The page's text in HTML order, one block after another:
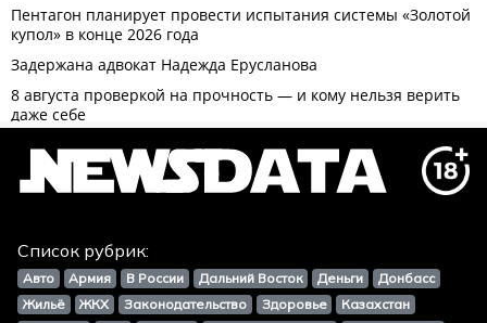
Список рубрик:
Авто Армия В России Дальний Восток Деньги
Донбасс
Жильё
ЖКХ Законодательство Здоровье
Казахстан